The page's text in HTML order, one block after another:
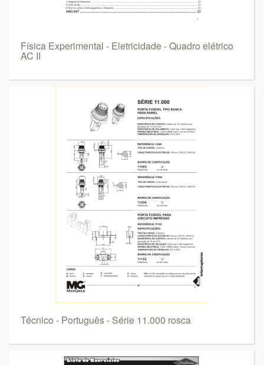
Física Experimental - Eletricidade - Quadro elétrico
AC II
Técnico - Português - Série 11.000 rosca